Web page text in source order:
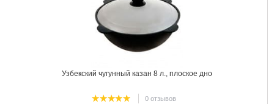
Узбекский чугунный казан 8 л., плоское дно
0 отзывов